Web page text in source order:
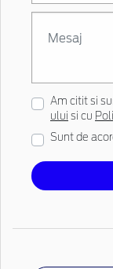
Am citit si
ului si cu
Sunt de